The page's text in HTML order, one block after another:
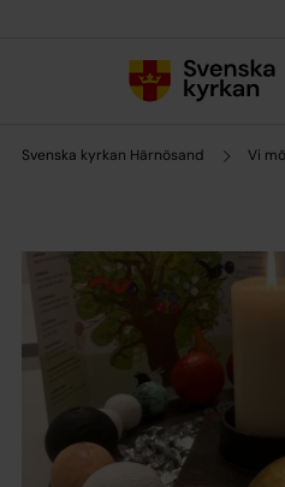
Svenska kyrkan Härnösand Vi